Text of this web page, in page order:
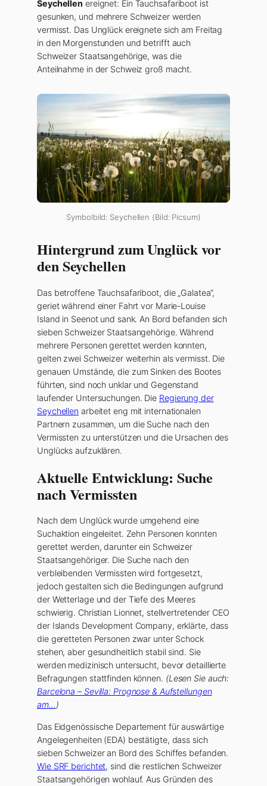
Seychellen ereignet: Ein Tauchsafariboot ist
gesunken, und mehrere Schweizer werden
vermisst. Das Unglück ereignete sich am Freitag
in den Morgenstunden und betrifft auch
Schweizer Staatsangehörige, was die
Anteilnahme in der Schweiz groß macht.
Symbolbild: Seychellen (Bild: Picsum)
Hintergrund zum Unglück vor
den Seychellen
Das betroffene Tauchsafariboot, die „Galatea“,
geriet während einer Fahrt vor Marie-Louise
Island in Seenot und sank. An Bord befanden sich
sieben Schweizer Staatsangehörige. Während
mehrere Personen gerettet werden konnten,
gelten zwei Schweizer weiterhin als vermisst. Die
genauen Umstände, die zum Sinken des Bootes
führten, sind noch unklar und Gegenstand
laufender Untersuchungen. Die Regierung der
Seychellen arbeitet eng mit internationalen
Partnern zusammen, um die Suche nach den
Vermissten zu unterstützen und die Ursachen des
Unglücks aufzuklären.
Aktuelle Entwicklung: Suche
nach Vermissten
Nach dem Unglück wurde umgehend eine
Suchaktion eingeleitet. Zehn Personen konnten
gerettet werden, darunter ein Schweizer
Staatsangehöriger. Die Suche nach den
verbleibenden Vermissten wird fortgesetzt,
jedoch gestalten sich die Bedingungen aufgrund
der Wetterlage und der Tiefe des Meeres
schwierig. Christian Lionnet, stellvertretender CEO
der Islands Development Company, erklärte, dass
die geretteten Personen zwar unter Schock
stehen, aber gesundheitlich stabil sind. Sie
werden medizinisch untersucht, bevor detaillierte
Befragungen stattfinden können. (Lesen Sie auch:
Barcelona – Sevilla: Prognose & Aufstellungen
am…)
Das Eidgenössische Departement für auswärtige
Angelegenheiten (EDA) bestätigte, dass sich
sieben Schweizer an Bord des Schiffes befanden.
Wie SRF berichtet, sind die restlichen Schweizer
Staatsangehörigen wohlauf. Aus Gründen des